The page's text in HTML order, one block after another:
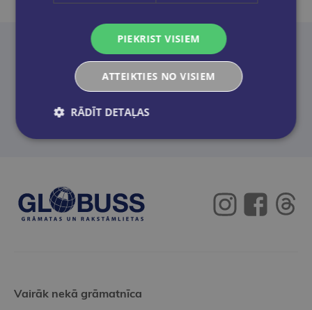
Neatradi to, ko meklēji? Palīdzēsim!
Sazināties
Vairāk nekā grāmatnīca
PIEKRIST VISIEM
ATTEIKTIES NO VISIEM
RĀDĪT DETAĻAS